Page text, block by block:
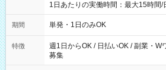
1日あたりの実働時間：最大15時間
勤務 勤務：月・水・金 休み：火・木・土・日 好
可能です！ ※1日あたりの最大実働時間は日勤、夜勤共に勤務し
期間 単発・1日のみOK
特徴
週1日からOK / 日払いOK / 副業・W
募集